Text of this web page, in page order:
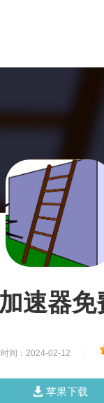
速器免
时间：2024-02-12
苹果下载